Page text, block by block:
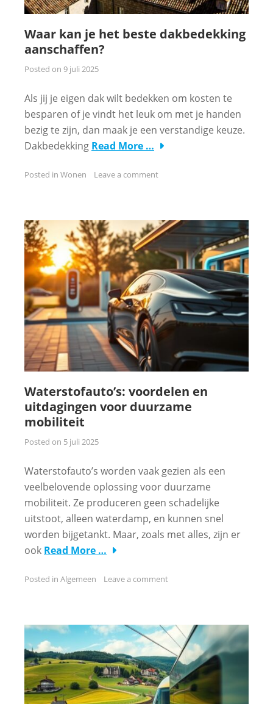
Waar kan je het beste dakbedekking
aanschaffen?
Posted on 9 juli 2025
Als jij je eigen dak wilt bedekken om kosten te
besparen of je vindt het leuk om met je handen
bezig te zijn, dan maak je een verstandige keuze.
Dakbedekking Read More …
Posted in Wonen Leave a comment
Waterstofauto’s: voordelen en
uitdagingen voor duurzame
mobiliteit
Posted on 5 juli 2025
Waterstofauto’s worden vaak gezien als een
veelbelovende oplossing voor duurzame
mobiliteit. Ze produceren geen schadelijke
uitstoot, alleen waterdamp, en kunnen snel
worden bijgetankt. Maar, zoals met alles, zijn er
ook Read More …
Posted in Algemeen Leave a comment